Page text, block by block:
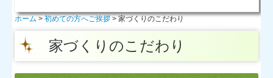
よくあるご質問
会社案内
ホーム 初めての方へご挨拶 家づくりのこだわり
家づくりのこだわり